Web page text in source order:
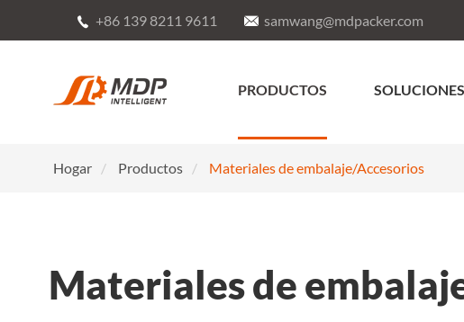
 +86 139 8211 9611  samwang@mdpacker.com
PRODUCTOS SOLUCIONES
Hogar Productos Materiales de embalaje/Accesorios
Materiales de